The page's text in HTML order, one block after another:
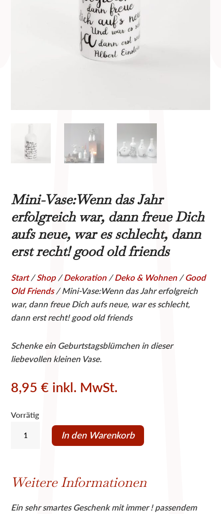
Mini-Vase:Wenn das Jahr
erfolgreich war, dann freue Dich
aufs neue, war es schlecht, dann
erst recht! good old friends
Start/Shop/Dekoration /Deko & Wohnen /Good
Old Friends/ Mini-Vase:Wenn das Jahr erfolgreich
war, dann freue Dich aufs neue, war es schlecht,
dann erst recht! good old friends
Schenke ein Geburtstagsblümchen in dieser
liebevollen kleinen Vase.
8,95€ inkl. MwSt.
Vorrätig
Vase:Wenn
erfolgreich
dann
In den Warenkorb
Weitere Informationen
Ein sehr smartes Geschenk mit immer ! passendem